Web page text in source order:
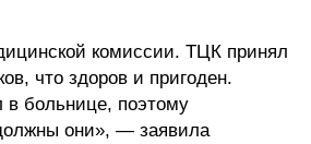
комиссии. ТЦК принял
что здоров и пригоден.
больнице, поэтому
они», — заявила